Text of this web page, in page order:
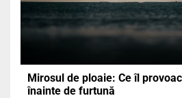
Mirosul de ploaie: Ce îl
înainte de furtună